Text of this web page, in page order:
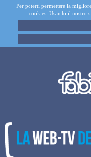
Per poterti permettere la
i cookies. Usando il nostro